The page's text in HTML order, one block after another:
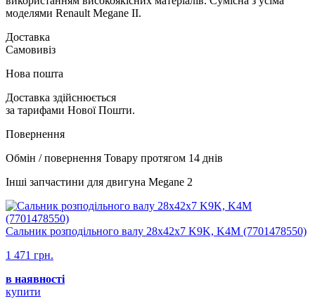
моделями Renault Megane II.
Доставка
Самовивіз
Нова пошта
Доставка здійснюється
за тарифами Нової Пошти.
Повернення
Обмін / повернення Товару протягом 14 днів
Інші запчастини для двигуна Megane 2
Сальник розподільного валу 28х42х7 K9K, K4M (7701478550)
1 471 грн.
в наявності
купити